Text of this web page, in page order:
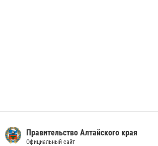
Правительство Алтайского края
Официальный сайт